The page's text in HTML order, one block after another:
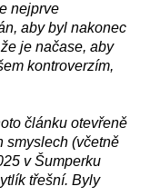
nejprve
aby byl nakonec
je načase, aby
kontroverzím,
článku otevřeně
smyslech (včetně
v Šumperku
třešní. Byly